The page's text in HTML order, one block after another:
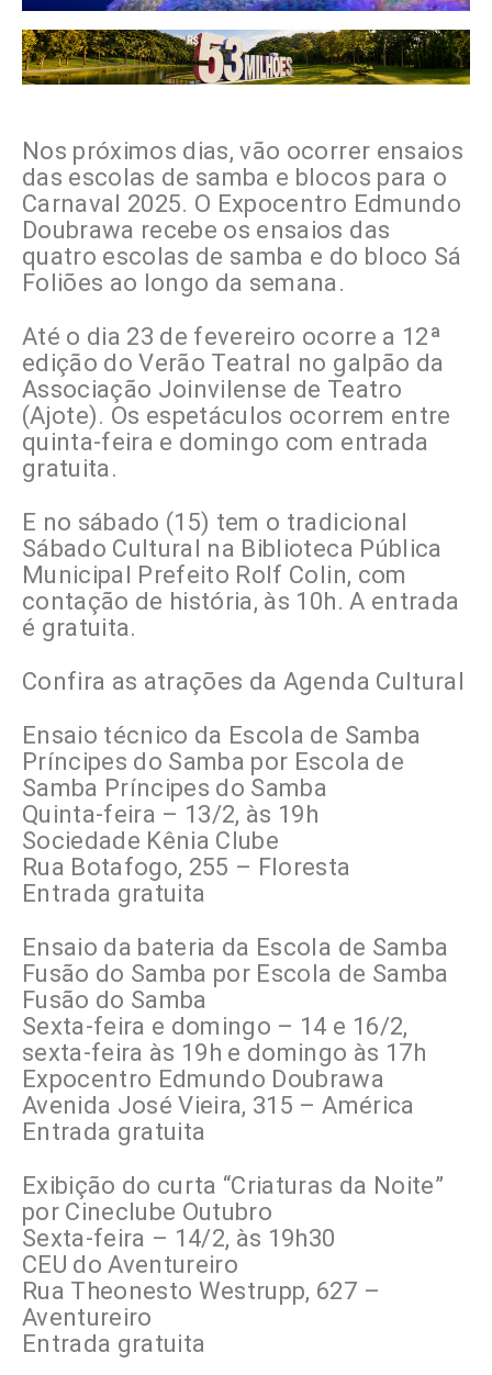
Nos próximos dias, vão ocorrer ensaios
das escolas de samba e blocos para o
Carnaval 2025. O Expocentro Edmundo
Doubrawa recebe os ensaios das
quatro escolas de samba e do bloco Sá
Foliões ao longo da semana.
Até o dia 23 de fevereiro ocorre a 12ª
edição do Verão Teatral no galpão da
Associação Joinvilense de Teatro
(Ajote). Os espetáculos ocorrem entre
quinta-feira e domingo com entrada
gratuita.
E no sábado (15) tem o tradicional
Sábado Cultural na Biblioteca Pública
Municipal Prefeito Rolf Colin, com
contação de história, às 10h. A entrada
é gratuita.
Confira as atrações da Agenda Cultural
Ensaio técnico da Escola de Samba
Príncipes do Samba por Escola de
Samba Príncipes do Samba
Quinta-feira – 13/2, às 19h
Sociedade Kênia Clube
Rua Botafogo, 255 – Floresta
Entrada gratuita
Ensaio da bateria da Escola de Samba
Fusão do Samba por Escola de Samba
Fusão do Samba
Sexta-feira e domingo – 14 e 16/2,
sexta-feira às 19h e domingo às 17h
Expocentro Edmundo Doubrawa
Avenida José Vieira, 315 – América
Entrada gratuita
Exibição do curta “Criaturas da Noite”
por Cineclube Outubro
Sexta-feira – 14/2, às 19h30
CEU do Aventureiro
Rua Theonesto Westrupp, 627 –
Aventureiro
Entrada gratuita